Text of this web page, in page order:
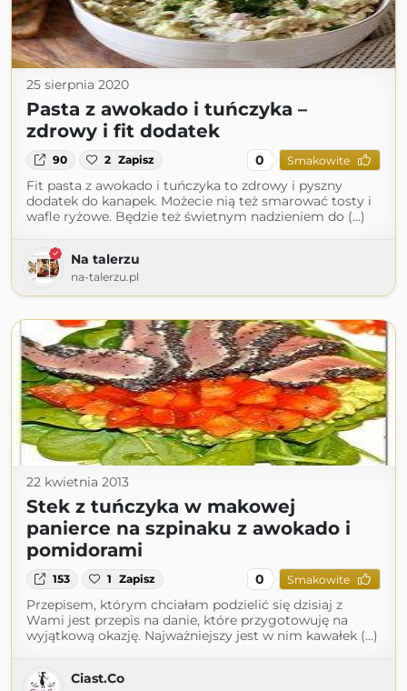
25 sierpnia 2020
Pasta z awokado i tuńczyka –
zdrowy i fit dodatek
90 2 Zapisz 0 Smakowite
Fit pasta z awokado i tuńczyka to zdrowy i pyszny
dodatek do kanapek. Możecie nią też smarować tosty i
wafle ryżowe. Będzie też świetnym nadzieniem do (...)
Na talerzu
na-talerzu.pl
22 kwietnia 2013
Stek z tuńczyka w makowej
panierce na szpinaku z awokado i
pomidorami
153 1 Zapisz 0 Smakowite
Przepisem, którym chciałam podzielić się dzisiaj z
Wami jest przepis na danie, które przygotowuję na
wyjątkową okazję. Najważniejszy jest w nim kawałek (...)
Ciast.Co